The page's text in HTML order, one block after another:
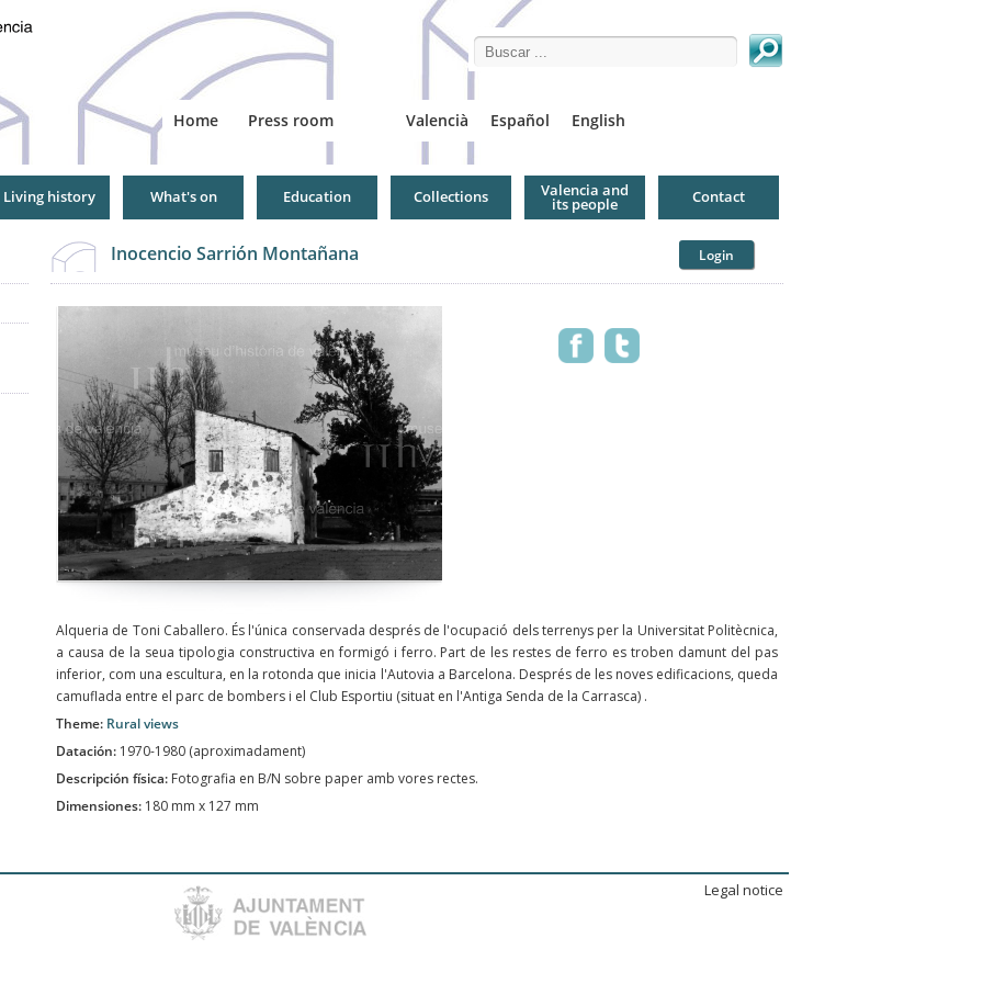
Search this site
Valencià Español English
Home Press room
Living history What's on Education Collections Valencia and
its people Contact
Inocencio Sarrión Montañana Login
Alqueria de Toni Caballero. És l'única conservada després de l'ocupació dels terrenys per la Universitat Politècnica,
a causa de la seua tipologia constructiva en formigó i ferro. Part de les restes de ferro es troben damunt del pas
inferior, com una escultura, en la rotonda que inicia l'Autovia a Barcelona. Després de les noves edificacions, queda
camuflada entre el parc de bombers i el Club Esportiu (situat en l'Antiga Senda de la Carrasca) .
Theme: Rural views
Datación: 1970-1980 (aproximadament)
Descripción física: Fotografia en B/N sobre paper amb vores rectes.
Dimensiones: 180 mm x 127 mm
Legal notice